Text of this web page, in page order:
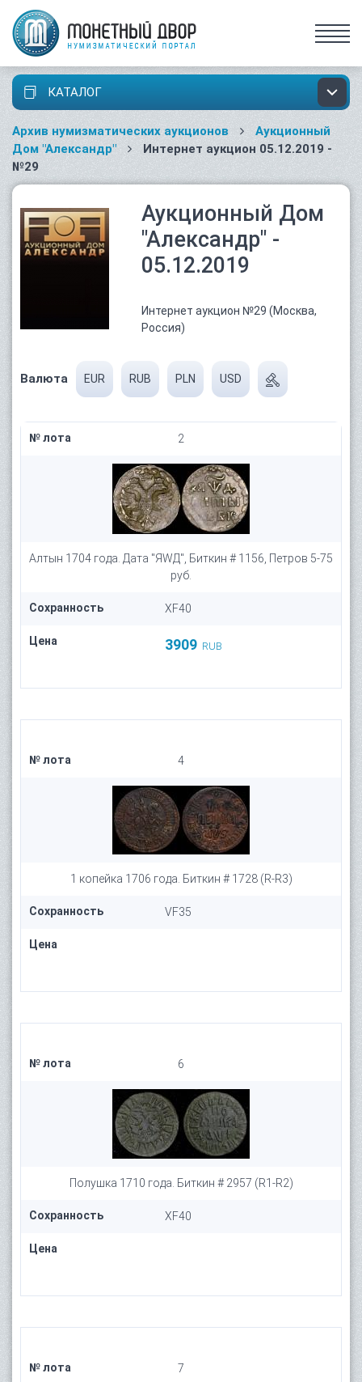
КАТАЛОГ
Архив нумизматических аукционов
Аукционный
Дом "Александр"
Интернет аукцион 05.12.2019 -
№29
Аукционный Дом
"Александр" -
05.12.2019
Интернет аукцион №29 (Москва,
Россия)
Валюта EUR RUB PLN USD
№ лота 2
Алтын 1704 года. Дата "ЯWД", Биткин # 1156, Петров 5-75
руб.
Сохранность XF40
Цена 3909 RUB
№ лота 4
1 копейка 1706 года. Биткин # 1728 (R-R3)
Сохранность VF35
Цена
№ лота 6
Полушка 1710 года. Биткин # 2957 (R1-R2)
Сохранность XF40
Цена
№ лота 7